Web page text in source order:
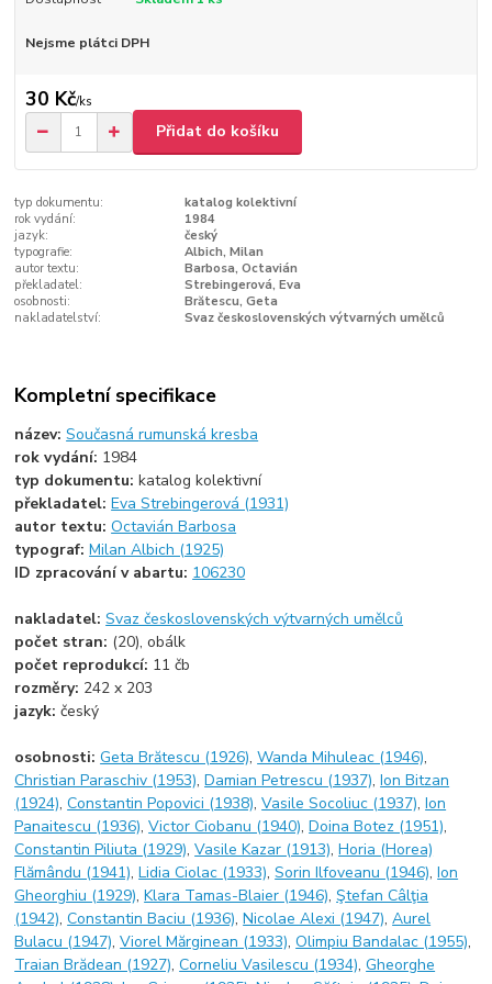
Nejsme plátci DPH
30 Kč/ks
Přidat do košíku
typ dokumentu:
katalog kolektivní
rok vydání:
1984
jazyk:
český
typografie:
Albich, Milan
autor textu:
Barbosa, Octavián
překladatel:
Strebingerová, Eva
osobnosti:
Brătescu, Geta
nakladatelství:
Svaz československých výtvarných umělců
Kompletní specifikace
název:Současná rumunská kresba
rok vydání: 1984
typ dokumentu:katalog kolektivní
překladatel:Eva Strebingerová (1931)
autor textu:Octavián Barbosa
typograf:Milan Albich (1925)
ID zpracování v abartu: 106230
nakladatel:Svaz československých výtvarných umělců
počet stran: (20), obálk
počet reprodukcí: 11 čb
rozměry: 242 x 203
jazyk:český
osobnosti:Geta Brătescu (1926),Wanda Mihuleac (1946),
Christian Paraschiv (1953),Damian Petrescu (1937),Ion Bitzan
(1924),Constantin Popovici (1938),Vasile Socoliuc (1937),Ion
Panaitescu (1936),Victor Ciobanu (1940),Doina Botez (1951),
Constantin Piliuta (1929),Vasile Kazar (1913),Horia (Horea)
Flămându (1941),Lidia Ciolac (1933),Sorin Ilfoveanu (1946),Ion
Gheorghiu (1929),Klara Tamas-Blaier (1946),Ştefan Câlţia
(1942),Constantin Baciu (1936),Nicolae Alexi (1947),Aurel
Bulacu (1947),Viorel Mărginean (1933),Olimpiu Bandalac (1955),
Traian Brădean (1927),Corneliu Vasilescu (1934),Gheorghe